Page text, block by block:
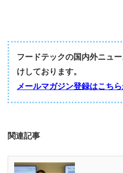
フードテックの国内外ニュ
けしております。
メールマガジン登録はこちら
関連記事